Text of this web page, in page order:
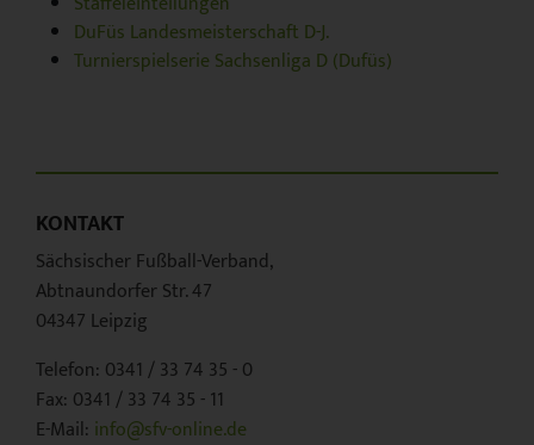
DuFüs Landesmeisterschaft D-J.
Turnierspielserie Sachsenliga D (Dufüs)
KONTAKT
Sächsischer Fußball-Verband,
Abtnaundorfer Str. 47
04347 Leipzig
Telefon: 0341 / 33 74 35 - 0
Fax: 0341 / 33 74 35 - 11
E-Mail: info@sfv-online.de